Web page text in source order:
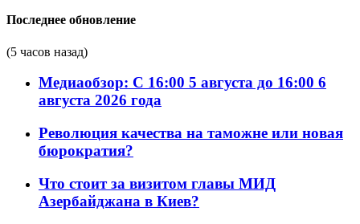
Последнее обновление
(5 часов назад)
Медиаобзор: С 16:00 5 августа до 16:00 6
августа 2026 года
Революция качества на таможне или новая
бюрократия?
Что стоит за визитом главы МИД
Азербайджана в Киев?